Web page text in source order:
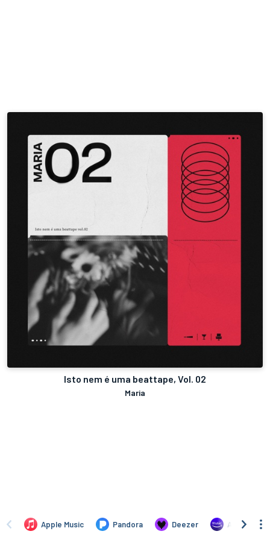
Isto nem é uma beattape, Vol. 02
Maria
Apple Music Pandora Deezer Amazon